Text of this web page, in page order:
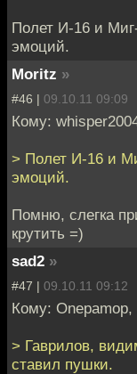
Полет И-16 и
эмоций.
Moritz »
#46 | 09.10.11 09:09
Кому:
> Полет И-16 и
эмоций.
Помню, слегка
крутить =)
sad2 »
#47 | 09.10.11 09:12
Кому: Onepamop,
> Гаврилов,
ставил пушки.